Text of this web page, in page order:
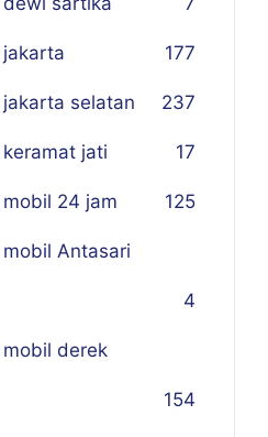
177
selatan 237
jati 17
24 jam 125
Antasari
4
derek
154